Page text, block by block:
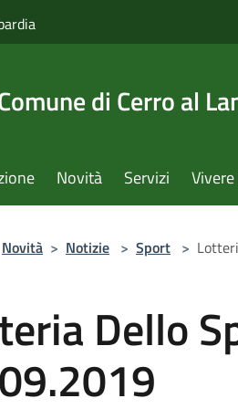
di Cerro al
Novità Servizi
Novità > Notizie > Sport >
Dello